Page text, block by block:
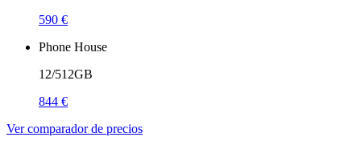
590 €
Phone House
12/512GB
844 €
Ver comparador de precios